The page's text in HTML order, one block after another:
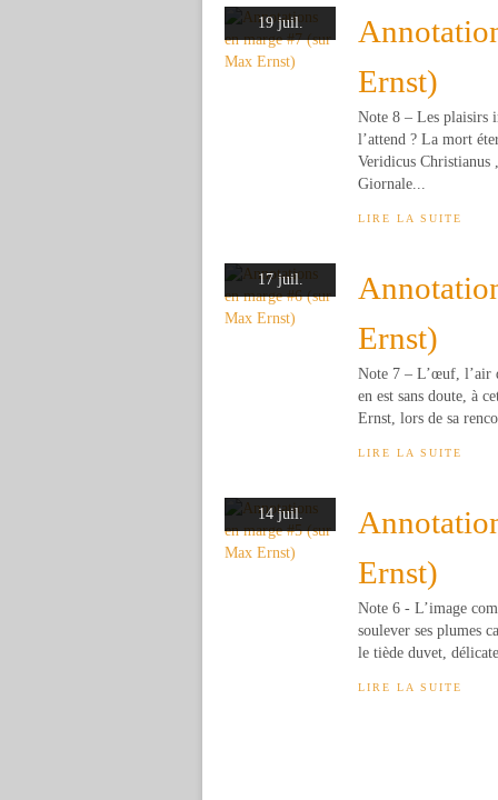
19 juil.
Ernst)
Note 8 – Les plaisirs
l’attend ? La mort
Veridicus Christianus
Giornale...
LIRE LA SUITE
17 juil.
Ernst)
Note 7 – L’œuf, l’air
en est sans doute, à
Ernst, lors de sa
LIRE LA SUITE
14 juil.
Ernst)
Note 6 - L’image
soulever ses plumes
le tiède duvet,
LIRE LA SUITE